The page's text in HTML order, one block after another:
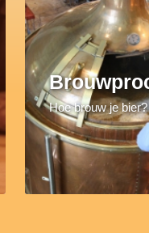
Hoe brouw je bier?